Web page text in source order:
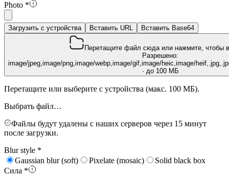
Photo *
Загрузить с устройства Вставить URL Вставить Base64
Перетащите файл сюда или нажмите, чтобы
Разрешено:
image/jpeg,image/png,image/webp,image/gif,image/heic,image/
· до 100 МБ
Перетащите или выберите с устройства (макс. 100 МБ).
Выбрать файл…
Файлы будут удалены с наших серверов через 15 минут
после загрузки.
Blur style *
Gaussian blur (soft)
Pixelate (mosaic)
Solid black box
Сила *